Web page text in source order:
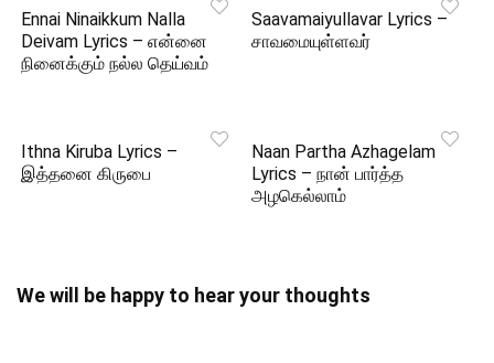
Ennai Ninaikkum Nalla
Deivam Lyrics – என்னை
நினைக்கும் நல்ல தெய்வம்
Saavamaiyullavar Lyrics –
சாவமையுள்ளவர்
Ithna Kiruba Lyrics –
இத்தனை கிருபை
Naan Partha Azhagelam
Lyrics – நான் பார்த்த
அழகெல்லாம்
We will be happy to hear your thoughts